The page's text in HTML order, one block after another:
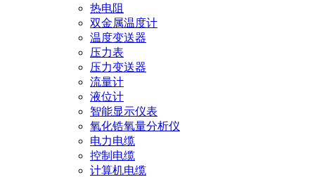
热电阻
双金属温度计
温度变送器
压力表
压力变送器
流量计
液位计
智能显示仪表
氧化锆氧量分析仪
电力电缆
控制电缆
计算机电缆